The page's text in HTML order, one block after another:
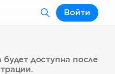
Войти
будет доступна после